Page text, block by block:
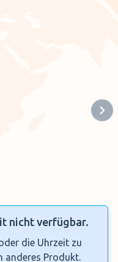
nicht verfügbar.
die Uhrzeit zu
anderes Produkt.